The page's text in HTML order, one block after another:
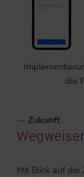
die
––Zukunft
Mit Blick auf die